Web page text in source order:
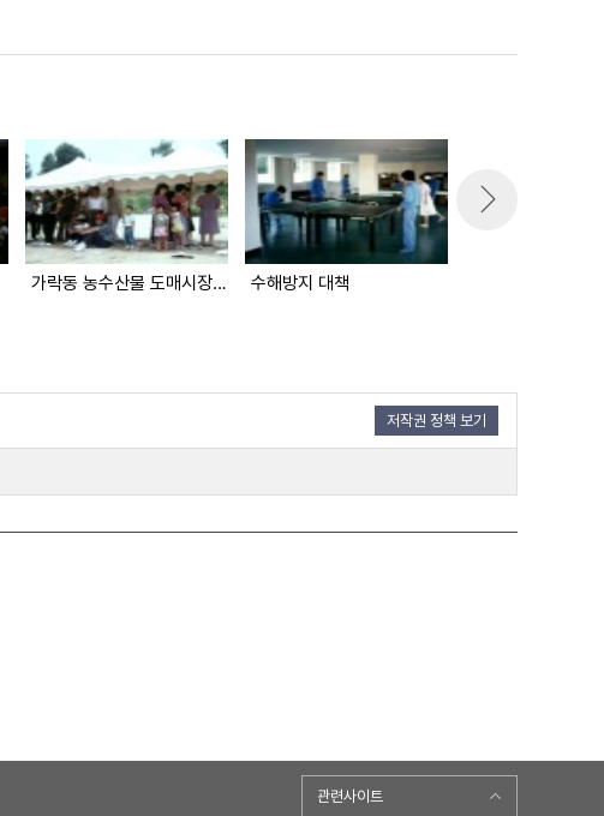
가락동 농수산물 도매시장 개장 수해방지 대책
저작권 정책 보기
관련사이트